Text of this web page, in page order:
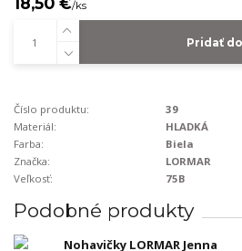
/ks
Pridať
Číslo produktu:
39
Materiál:
HLADKÁ
Farba:
Biela
Značka:
LORMAR
Veľkosť:
75B
Podobné produkty
Nohavičky LORMAR Jenna